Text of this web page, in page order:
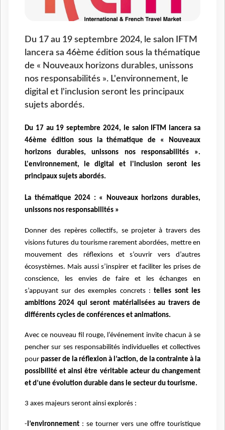
Du 17 au 19 septembre 2024, le salon IFTM
lancera sa 46ème édition sous la thématique
de « Nouveaux horizons durables, unissons
nos responsabilités ». L'environnement, le
digital et l'inclusion seront les principaux
sujets abordés.
Du 17 au 19 septembre 2024, le salon IFTM lancera sa
46ème édition sous la thématique de « Nouveaux
horizons durables, unissons nos responsabilités ».
L'environnement, le digital et l'inclusion seront les
principaux sujets abordés.
La thématique 2024 : « Nouveaux horizons durables,
unissons nos responsabilités »
Donner des repères collectifs, se projeter à travers des
visions futures du tourisme rarement abordées, mettre en
mouvement des réflexions et s’ouvrir vers d’autres
écosystèmes. Mais aussi s’inspirer et faciliter les prises de
conscience, les envies de faire et les échanges en
s’appuyant sur des exemples concrets :telles sont les
ambitions 2024 qui seront matérialisées au travers de
différents cycles de conférences et animations.
Avec ce nouveau fil rouge, l’événement invite chacun à se
pencher sur ses responsabilités individuelles et collectives
pour passer de la réflexion à l’action, de la contrainte à la
possibilité et ainsi être véritable acteur du changement
et d’une évolution durable dans le secteur du tourisme.
3 axes majeurs seront ainsi explorés :
- l’environnement : se tourner vers une offre touristique